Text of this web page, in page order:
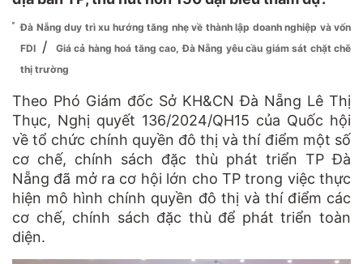
Đà Nẵng duy trì xu hướng tăng nhẹ về thành lập doanh nghiệp và vốn
FDI /
Giá cả hàng hoá tăng cao, Đà Nẵng yêu cầu giám sát chặt chẽ
thị trường
Theo Phó Giám đốc Sở KH&CN Đà Nẵng Lê Thị
Thục, Nghị quyết 136/2024/QH15 của Quốc hội
về tổ chức chính quyền đô thị và thí điểm một số
cơ chế, chính sách đặc thù phát triển TP Đà
Nẵng đã mở ra cơ hội lớn cho TP trong việc thực
hiện mô hình chính quyền đô thị và thí điểm các
cơ chế, chính sách đặc thù để phát triển toàn
diện.